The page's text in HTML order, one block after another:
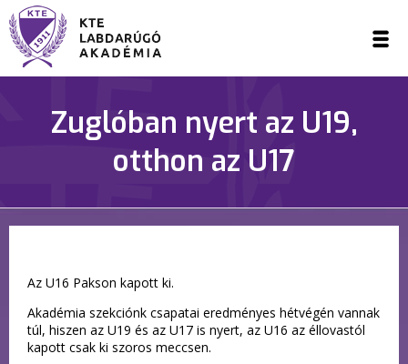
Zuglóban nyert az U19,
otthon az U17
Az U16 Pakson kapott ki.
Akadémia szekciónk csapatai eredményes hétvégén vannak
túl, hiszen az U19 és az U17 is nyert, az U16 az éllovastól
kapott csak ki szoros meccsen.